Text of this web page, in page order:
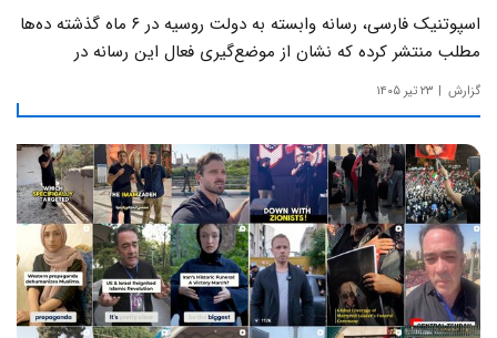
اسپوتنیک فارسی، رسانه وابسته به دولت روسیه در ۶ ماه گذشته ده‌ها
مطلب منتشر کرده که نشان از موضع‌گیری فعال این رسانه‌ در
حساس‌ترین مسائل چالش‌های داخلی ایران دارد.
گزارش ۲۳ تیر ۱۴۰۵